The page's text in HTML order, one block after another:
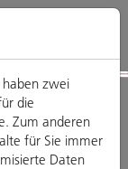
zwei
die
Zum anderen
für Sie immer
Daten